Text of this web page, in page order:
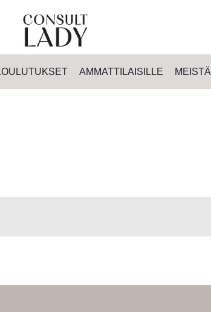
AMMATTILAISILLE MEISTÄ